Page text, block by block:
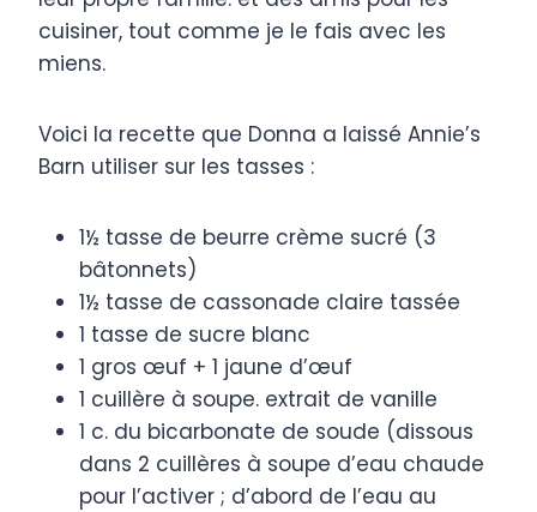
cuisiner, tout comme je le fais avec les
miens.
Voici la recette que Donna a laissé Annie’s
Barn utiliser sur les tasses :
1½ tasse de beurre crème sucré (3
bâtonnets)
1½ tasse de cassonade claire tassée
1 tasse de sucre blanc
1 gros œuf + 1 jaune d’œuf
1 cuillère à soupe. extrait de vanille
1 c. du bicarbonate de soude (dissous
dans 2 cuillères à soupe d’eau chaude
pour l’activer ; d’abord de l’eau au